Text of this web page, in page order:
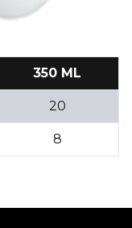
350 ML
20
8